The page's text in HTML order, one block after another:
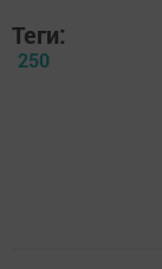
Теги:
250